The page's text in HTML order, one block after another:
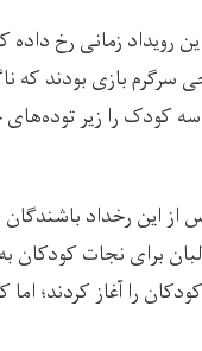
رویداد زمانی رخ داده
سرگرم بازی بودند که
کودک را زیر
این رخداد
برای نجات کودکان
را آغاز کردند؛